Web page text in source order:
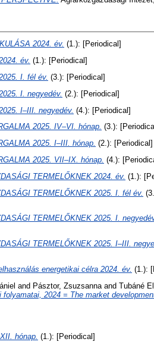
2024. év. (1.): [Periodical]
év. (1.): [Periodical]
I. fél év. (3.): [Periodical]
I. negyedév. (2.): [Periodical]
I–III. negyedév. (4.): [Periodical]
2025. IV–VI. hónap. (3.):
2025. I–III. hónap. (2.): [Periodical]
2025. VII–IX. hónap. (4.):
TERMELŐKNEK 2024. év. (1.):
TERMELŐKNEK 2025. I. fél év.
TERMELŐKNEK 2025. I.
TERMELŐKNEK 2025. I–III.
energetikai célra 2024. év. (1.):
and Pásztor, Zsuzsanna and Tubáné
2024 = The market
hónap. (1.): [Periodical]